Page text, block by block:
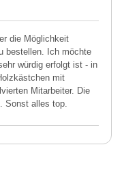
die Möglichkeit
bestellen. Ich möchte
würdig erfolgt ist - in
mit
Mitarbeiter. Die
Sonst alles top.